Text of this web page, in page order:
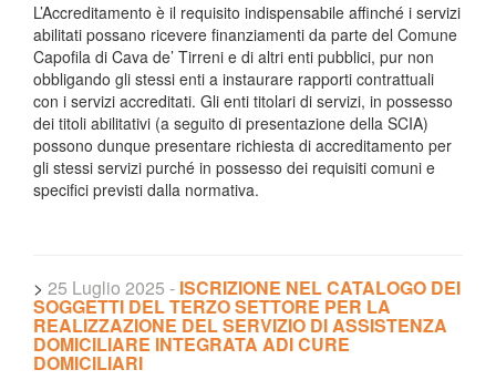
L’Accreditamento è il requisito indispensabile affinché i servizi
abilitati possano ricevere finanziamenti da parte del Comune
Capofila di Cava de’ Tirreni e di altri enti pubblici, pur non
obbligando gli stessi enti a instaurare rapporti contrattuali
con i servizi accreditati. Gli enti titolari di servizi, in possesso
dei titoli abilitativi (a seguito di presentazione della SCIA)
possono dunque presentare richiesta di accreditamento per
gli stessi servizi purché in possesso dei requisiti comuni e
specifici previsti dalla normativa.
> 25 Luglio 2025 - ISCRIZIONE NEL CATALOGO DEI
SOGGETTI DEL TERZO SETTORE PER LA
REALIZZAZIONE DEL SERVIZIO DI ASSISTENZA
DOMICILIARE INTEGRATA ADI CURE
DOMICILIARI